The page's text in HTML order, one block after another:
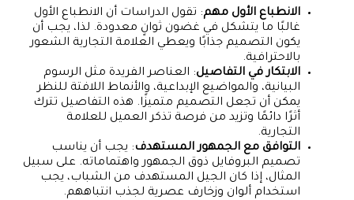
الانطباع الأول مهم: تقول الدراسات أن الانطباع الأول
غالبًا ما يتشكل في غضون ثوانٍ معدودة. لذا، يجب أن
يكون التصميم جذابًا ويعطي العلامة التجارية الشعور
بالاحترافية.
الابتكار في التفاصيل: العناصر الفريدة مثل الرسوم
البيانية، والمواضيع الإبداعية، والأنماط اللافتة للنظر
يمكن أن تجعل التصميم متميزًا. هذه التفاصيل تترك
أثرًا دائمًا وتزيد من فرصة تذكر العميل للعلامة
التجارية.
التوافق مع الجمهور المستهدف: يجب أن يناسب
تصميم البروفايل ذوق الجمهور واهتماماته. على سبيل
المثال، إذا كان الجيل المستهدف من الشباب، يجب
استخدام ألوان وزخارف عصرية لجذب انتباههم.